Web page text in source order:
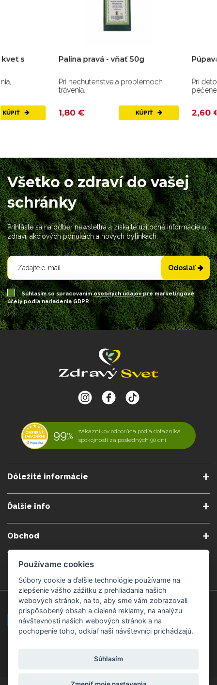
Palina pravá - vňať 50g
Pri nechutenstve a problémoch
1,80 € KÚPIŤ
Púpava lekárska -
Pri detoxikácii a
pečene a žlčníka.
2,60 €
Všetko o zdraví do vašej
schránky
Prihláste sa na odber newslettra a získajte užitočné informácie o
zdraví, akciových ponukách a nových bylinkách.
Odoslať
Súhlasím so spracovanímosobných údajovpre marketingové
účely podľa nariadenia GDPR.
99%
zákazníkov odporúča podľa dotazníka
spokojnosti za posledných 90 dní
Dôležité informácie
Ochrana osobných údajov
Cookies nastavenia
Ďalšie info
Gemmoterapia
Obchod
Nakupuj bezpečne Veľkoobchod
Kamenné predajne
Považská Bystrica v Kauflande Považská Bystrica Mpark
Žilina Čadca
Záruka kvality
Používame cookies
Súbory cookie a ďalšie technológie používame na
zlepšenie vášho zážitku z prehliadania našich
webových stránok, na to, aby sme vám zobrazovali
prispôsobený obsah a cielené reklamy, na analýzu
návštevnosti našich webových stránok a na
pochopenie toho, odkiaľ naši návštevníci prichádzajú.
Súhlasím